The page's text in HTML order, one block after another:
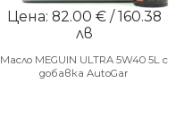
Цена: 82.00 € / 160.38
лв
Масло MEGUIN ULTRA 5W40 5L с
добавка AutoGar